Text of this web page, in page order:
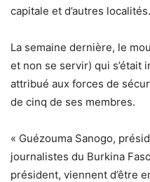
capitale et d’autres localités.
La semaine dernière, le
et non se servir) qui s’était
attribué aux forces de
de cinq de ses membres.
« Guézouma Sanogo,
journalistes du Burkina
président, viennent d’être